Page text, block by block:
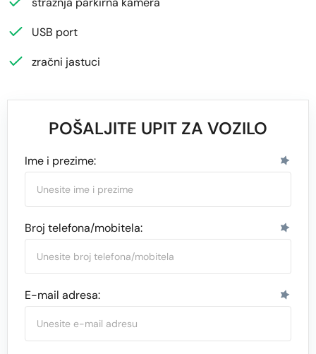
USB port
zračni jastuci
POŠALJITE UPIT ZA VOZILO
Ime i prezime:
Broj telefona/mobitela:
E-mail adresa: